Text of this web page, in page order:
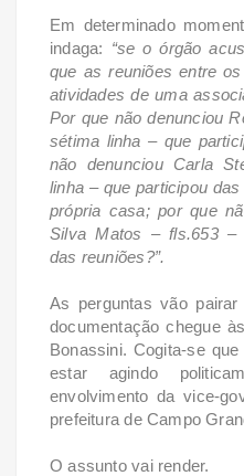
Em determinado
indaga: “se o órgão
que as reuniões entre
atividades de uma
Por que não denunciou
sétima linha – que
não denunciou Carla
linha – que participou
própria casa; por que
Silva Matos – fls.653 –
das reuniões?”.
As perguntas vão
documentação chegue
Bonassini. Cogita-se
estar agindo
envolvimento da vice-
prefeitura de Campo
O assunto vai render.